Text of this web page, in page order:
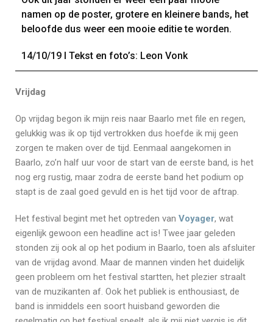
namen op de poster, grotere en kleinere bands, het
beloofde dus weer een mooie editie te worden.
14/10/19 I Tekst en foto’s: Leon Vonk
Vrijdag
Op vrijdag begon ik mijn reis naar Baarlo met file en regen,
gelukkig was ik op tijd vertrokken dus hoefde ik mij geen
zorgen te maken over de tijd. Eenmaal aangekomen in
Baarlo, zo’n half uur voor de start van de eerste band, is het
nog erg rustig, maar zodra de eerste band het podium op
stapt is de zaal goed gevuld en is het tijd voor de aftrap.
Het festival begint met het optreden van Voyager, wat
eigenlijk gewoon een headline act is! Twee jaar geleden
stonden zij ook al op het podium in Baarlo, toen als afsluiter
van de vrijdag avond. Maar de mannen vinden het duidelijk
geen probleem om het festival startten, het plezier straalt
van de muzikanten af. Ook het publiek is enthousiast, de
band is inmiddels een soort huisband geworden die